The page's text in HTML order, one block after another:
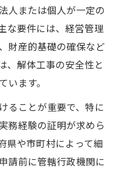
資格や登録の準備
請費用の基礎知識
違いに注目
許可の違いを徹底
人または個人が一定の
な要件には、経営管理
財産的基礎の確保など
、解体工事の安全性と
ます。
ることが重要で、特に
務経験の証明が求めら
県や市町村によって細
請前に管轄行政機関に